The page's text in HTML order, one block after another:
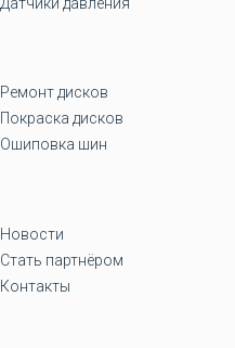
Ремонт дисков
Покраска дисков
Ошиповка шин
Новости
Стать партнёром
Контакты